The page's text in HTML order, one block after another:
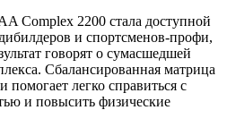
Complex 2200 стала доступной
и спортсменов-профи,
говорят о сумасшедшей
Сбалансированная матрица
помогает легко справиться с
и повысить физические